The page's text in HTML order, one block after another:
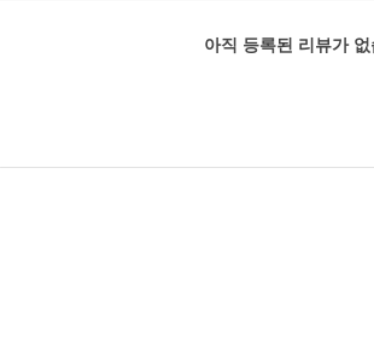
아직 등록된 리뷰가